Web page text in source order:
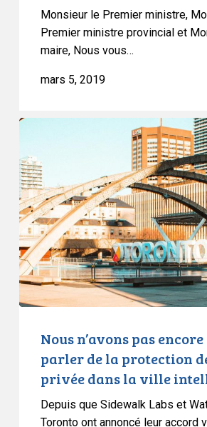
Monsieur le Premier ministre,
Premier ministre provincial et
maire, Nous vous…
mars 5, 2019
Nous
pas
encore
fini
de
parler
de
la
protection
privée
dans
Nous n’avons pas
parler de la protection
privée dans la ville
Depuis que Sidewalk Labs et
Toronto ont annoncé leur accord